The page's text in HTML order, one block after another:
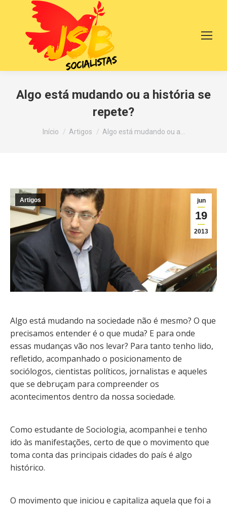
Algo está mudando ou a história se
repete?
Você está aqui:
Início Artigos Algo está mudando ou a…
jun
19
2013
Artigos
Algo está mudando na sociedade não é mesmo? O que
precisamos entender é o que muda? E para onde
essas mudanças vão nos levar? Para tanto tenho lido,
refletido, acompanhado o posicionamento de
sociólogos, cientistas políticos, jornalistas e aqueles
que se debruçam para compreender os
acontecimentos dentro da nossa sociedade.
Como estudante de Sociologia, acompanhei e tenho
ido às manifestações, certo de que o movimento que
toma conta das principais cidades do país é algo
histórico.
O movimento que iniciou e capitaliza aquela que foi a